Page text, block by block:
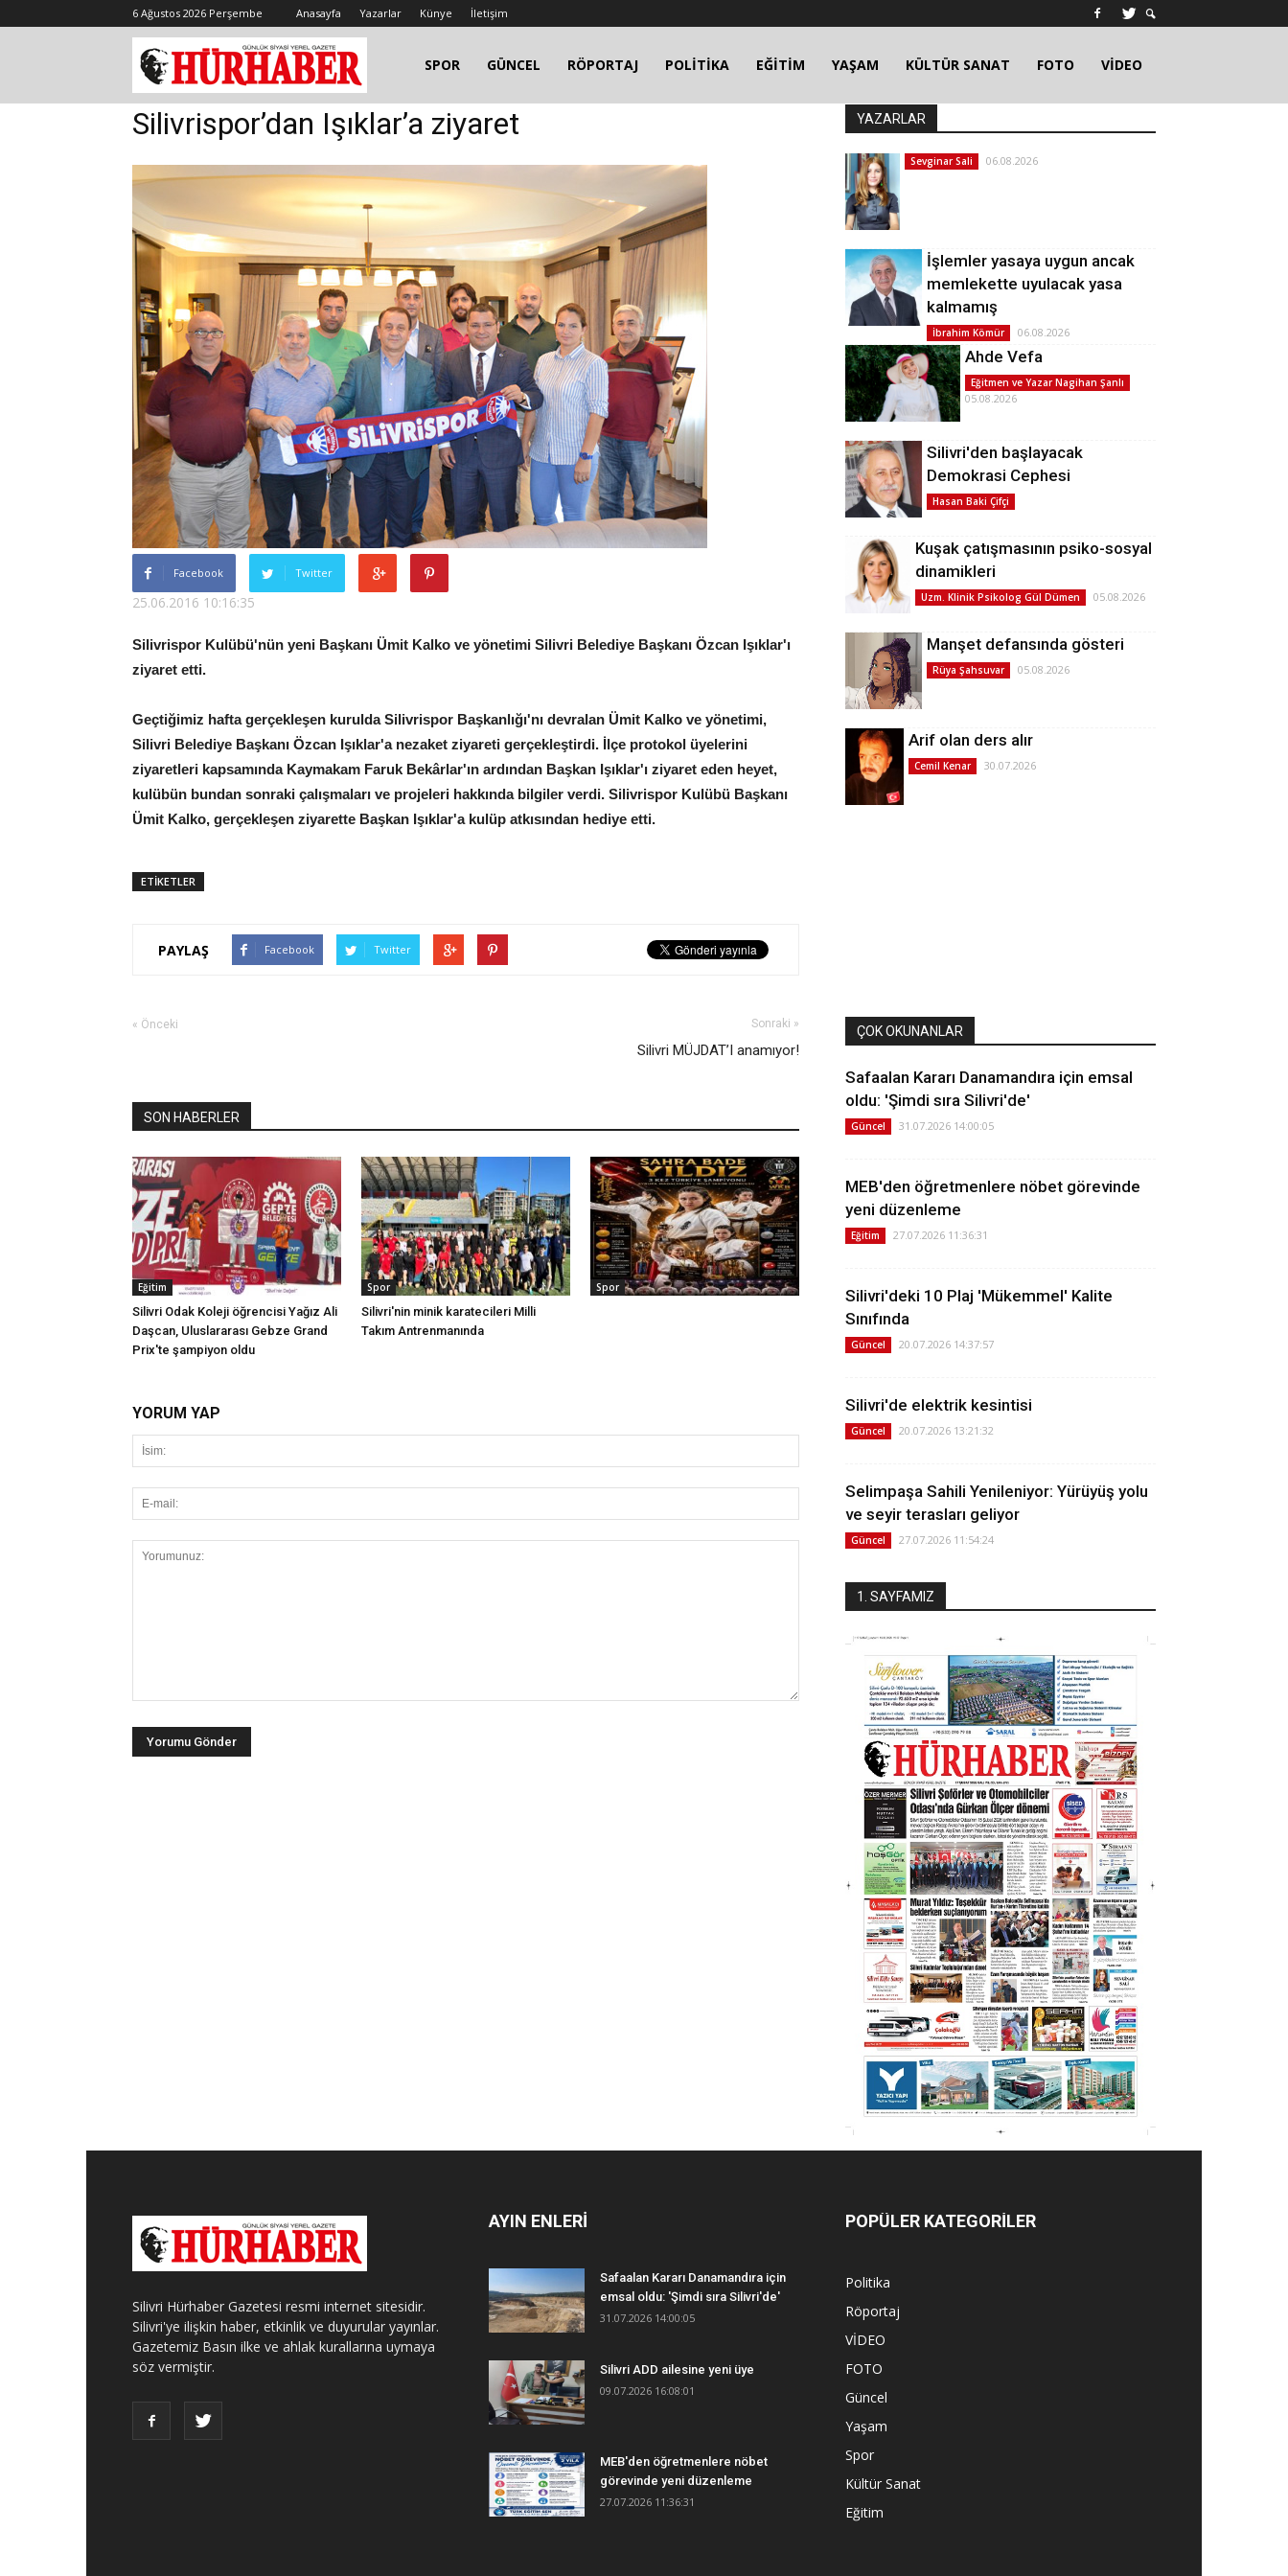
6 Ağustos 2026 Perşembe Anasayfa Yazarlar Künye İletişim
SPOR GÜNCEL RÖPORTAJ POLİTİKA EĞİTİM YAŞAM KÜLTÜR SANAT FOTO VİDEO
Silivrispor’dan Işıklar’a ziyaret
Facebook Twitter
25.06.2016 10:16:35
Silivrispor Kulübü'nün yeni Başkanı Ümit Kalko ve yönetimi Silivri Belediye Başkanı Özcan Işıklar'ı
ziyaret etti.
Geçtiğimiz hafta gerçekleşen kurulda Silivrispor Başkanlığı'nı devralan Ümit Kalko ve yönetimi,
Silivri Belediye Başkanı Özcan Işıklar'a nezaket ziyareti gerçekleştirdi. İlçe protokol üyelerini
ziyaretleri kapsamında Kaymakam Faruk Bekârlar'ın ardından Başkan Işıklar'ı ziyaret eden heyet,
kulübün bundan sonraki çalışmaları ve projeleri hakkında bilgiler verdi. Silivrispor Kulübü Başkanı
Ümit Kalko, gerçekleşen ziyarette Başkan Işıklar'a kulüp atkısından hediye etti.
ETİKETLER
PAYLAŞ Facebook Twitter
« Önceki Sonraki »
Silivri MÜJDAT’I anamıyor!
SON HABERLER
Eğitim
Silivri Odak Koleji öğrencisi Yağız Ali
Daşcan, Uluslararası Gebze Grand
Prix'te şampiyon oldu
Spor
Silivri'nin minik karatecileri Milli
Takım Antrenmanında
Spor
YORUM YAP
YAZARLAR
Sevginar Sali 06.08.2026
İşlemler yasaya uygun ancak
memlekette uyulacak yasa
kalmamış
İbrahim Kömür 06.08.2026
Ahde Vefa
Eğitmen ve Yazar Nagihan Şanlı
05.08.2026
Silivri'den başlayacak
Demokrasi Cephesi
Hasan Baki Çifçi
Kuşak çatışmasının psiko-sosyal
dinamikleri
Uzm. Klinik Psikolog Gül Dümen 05.08.2026
Manşet defansında gösteri
Rüya Şahsuvar 05.08.2026
Arif olan ders alır
Cemil Kenar 30.07.2026
ÇOK OKUNANLAR
Safaalan Kararı Danamandıra için emsal
oldu: 'Şimdi sıra Silivri'de'
Güncel 31.07.2026 14:00:05
MEB'den öğretmenlere nöbet görevinde
yeni düzenleme
Eğitim 27.07.2026 11:36:31
Silivri'deki 10 Plaj 'Mükemmel' Kalite
Sınıfında
Güncel 20.07.2026 14:37:57
Silivri'de elektrik kesintisi
Güncel 20.07.2026 13:21:32
Selimpaşa Sahili Yenileniyor: Yürüyüş yolu
ve seyir terasları geliyor
Güncel 27.07.2026 11:54:24
1. SAYFAMIZ
Silivri Hürhaber Gazetesi resmi internet sitesidir.
Silivri'ye ilişkin haber, etkinlik ve duyurular yayınlar.
Gazetemiz Basın ilke ve ahlak kurallarına uymaya
söz vermiştir.
AYIN ENLERİ
Safaalan Kararı Danamandıra için
emsal oldu: 'Şimdi sıra Silivri'de'
31.07.2026 14:00:05
Silivri ADD ailesine yeni üye
09.07.2026 16:08:01
MEB'den öğretmenlere nöbet
görevinde yeni düzenleme
27.07.2026 11:36:31
POPÜLER KATEGORİLER
Politika
Röportaj
VİDEO
FOTO
Güncel
Yaşam
Spor
Kültür Sanat
Eğitim